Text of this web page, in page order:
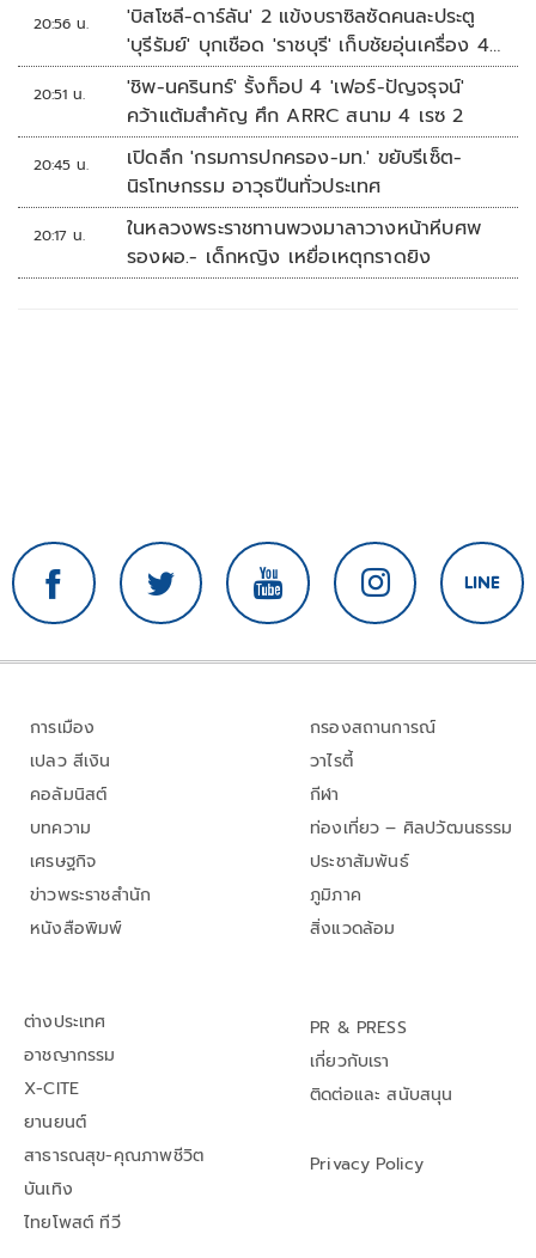
20:56 น.
'บิสโซลี-ดาร์ลัน' 2 แข้งบราซิลซัดคนละประตู
'บุรีรัมย์' บุกเชือด 'ราชบุรี' เก็บชัยอุ่นเครื่อง 4
นัดรวด
20:51 น.
'ชิพ-นครินทร์' รั้งท็อป 4 'เฟอร์-ปัญจรุจน์'
คว้าแต้มสำคัญ ศึก ARRC สนาม 4 เรซ 2
20:45 น.
เปิดลึก 'กรมการปกครอง-มท.' ขยับรีเซ็ต-
นิรโทษกรรม อาวุธปืนทั่วประเทศ
20:17 น.
ในหลวงพระราชทานพวงมาลาวางหน้าหีบศพ
รองผอ.- เด็กหญิง เหยื่อเหตุกราดยิง
การเมือง
เปลว สีเงิน
คอลัมนิสต์
บทความ
เศรษฐกิจ
ข่าวพระราชสำนัก
หนังสือพิมพ์
กรองสถานการณ์
วาไรตี้
กีฬา
ท่องเที่ยว – ศิลปวัฒนธรรม
ประชาสัมพันธ์
ภูมิภาค
สิ่งแวดล้อม
ต่างประเทศ
อาชญากรรม
X-CITE
ยานยนต์
สาธารณสุข-คุณภาพชีวิต
บันเทิง
ไทยโพสต์ ทีวี
PR & PRESS
เกี่ยวกับเรา
ติดต่อและ สนับสนุน
Privacy Policy